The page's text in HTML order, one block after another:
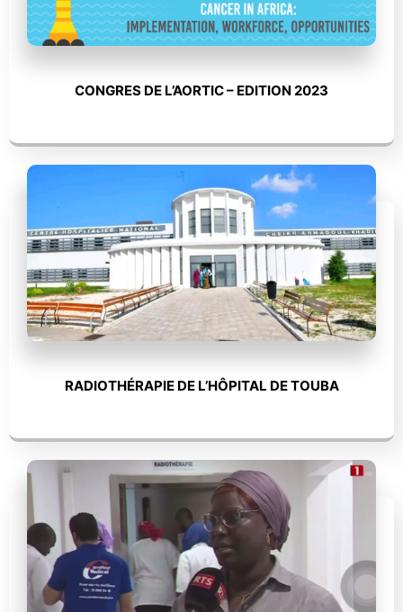
CONGRES DE L’AORTIC – EDITION 2023
RADIOTHÉRAPIE DE L’HÔPITAL DE TOUBA